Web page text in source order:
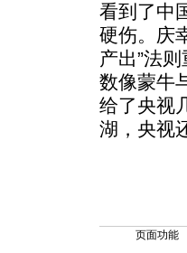
看到了中
硬伤。庆
产出”法
数像蒙牛
给了央视
湖，央视
页面功能